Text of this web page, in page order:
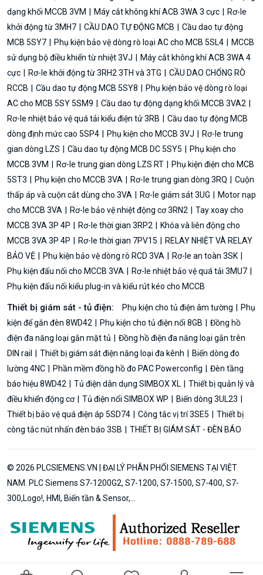
dạng khối MCCB 3VM
Máy cắt không khí ACB 3WA 3 cực
Rơ-le
khởi động từ 3MH7
CẦU DAO TỰ ĐỘNG MCB
Cầu dao tự động
MCB 5SY7
Phụ kiện bảo vệ dòng rò loại AC cho MCB 5SL4
MCCB
sử dụng bộ điều khiển từ nhiệt 3VJ
Máy cắt không khí ACB 3WA 4
cực
Rơ-le khởi động từ 3RH2 3TH và 3TG
CẦU DAO CHỐNG RÒ
RCCB
Cầu dao tự động MCB 5SY8
Phụ kiện bảo vệ dòng rò loại
AC cho MCB 5SY 5SM9
Cầu dao tự động dạng khối MCCB 3VA2
Rơ-le nhiệt bảo vệ quá tải kiểu điện tử 3RB
Cầu dao tự động MCB
dòng định mức cao 5SP4
Phụ kiện cho MCCB 3VJ
Rơ-le trung
gian dòng LZS
Cầu dao tự động MCB DC 5SY5
Phụ kiện cho
MCCB 3VM
Rơ-le trung gian dòng LZS RT
Phụ kiện điện cho MCB
5ST3
Phụ kiện cho MCCB 3VA Rơ-le trung gian dòng 3RQ
Cuộn
thấp áp và cuộn cắt dùng cho 3VA
Rơ-le giám sát 3UG
Motor nạp
cho MCCB 3VA
Rơ-le bảo vệ nhiệt động cơ 3RN2
Tay xoay cho
MCCB 3VA 3P 4P
Rơ-le thời gian 3RP2
Khóa và liên động cho
MCCB 3VA 3P 4P
Rơ-le thời gian 7PV15
RELAY NHIỆT VÀ RELAY
BẢO VỆ
Phụ kiện bảo vệ dòng rò RCD 3VA
Rơ-le an toàn 3SK
Phụ kiện đấu nối cho MCCB 3VA
Rơ-le nhiệt bảo vệ quá tải 3MU7
Phụ kiện đấu nối kiểu plug-in và kiểu rút kéo cho MCCB
Thiết bị giám sát - tủ điện: Phụ kiện cho tủ điện âm tường
Phụ
kiện để gắn đèn 8WD42
Phụ kiện cho tủ điện nổi 8GB
Đồng hồ
điện đa năng loại gắn mặt tủ
Đồng hồ điện đa năng loại gắn trên
DIN rail
Thiết bị giám sát điện năng loại đa kênh
Biến dòng đo
lường 4NC
Phần mềm đồng hồ đo PAC Powerconfig
Đèn tầng
báo hiệu 8WD42
Tủ điện dân dụng SIMBOX XL
Thiết bị quản lý và
điều khiển động cơ
Tủ điện nổi SIMBOX WP
Biến dòng 3UL23
Thiết bị bảo vệ quá điện áp 5SD74
Công tắc vị trí 3SE5
Thiết bị
công tắc nút nhấn đèn báo 3SB
THIẾT BỊ GIÁM SÁT - ĐÈN BÁO
© 2026 PLCSIEMENS.VN | ĐẠI LÝ PHÂN PHỐI SIEMENS TẠI VIỆT
NAM. PLC Siemens S7-1200G2, S7-1200, S7-1500, S7-400, S7-
300,Logo!, HMI, Biến tần & Sensor,...